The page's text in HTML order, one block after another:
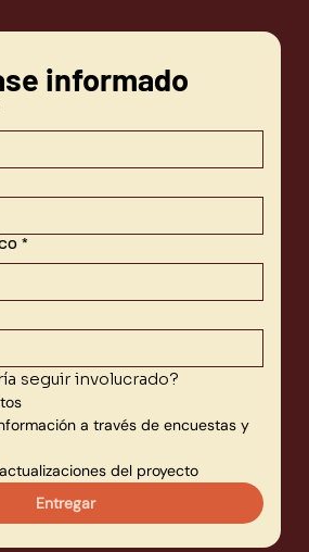
informado
*
seguir involucrado?
a través de encuestas y
del proyecto
Entregar